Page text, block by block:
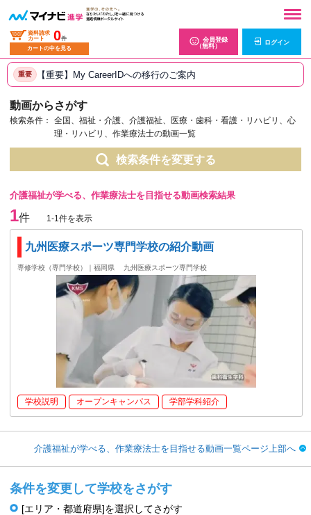
資料請求
カート
0件
カートの中を見る
会員登録
（無料）
ログイン
重要 【重要】My CareerIDへの移行のご案内
動画からさがす
検索条件：
全国、福祉・介護、介護福祉、医療・歯科・看護・リハビリ、心
理・リハビリ、作業療法士の動画一覧
検索条件を変更する
介護福祉が学べる、作業療法士を目指せる動画検索結果
1件 1-1件を表示
九州医療スポーツ専門学校の紹介動画
専修学校（専門学校）｜福岡県 九州医療スポーツ専門学校
学校説明 オープンキャンパス 学部学科紹介
介護福祉が学べる、作業療法士を目指せる動画一覧ページ上部へ
条件を変更して学校をさがす
[エリア・都道府県]を選択してさがす